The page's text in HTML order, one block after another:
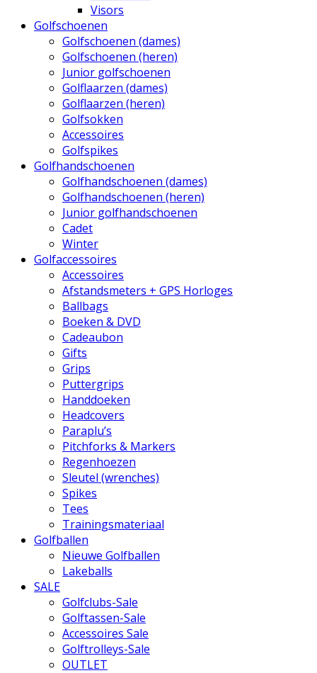
Visors
Golfschoenen
Golfschoenen (dames)
Golfschoenen (heren)
Junior golfschoenen
Golflaarzen (dames)
Golflaarzen (heren)
Golfsokken
Accessoires
Golfspikes
Golfhandschoenen
Golfhandschoenen (dames)
Golfhandschoenen (heren)
Junior golfhandschoenen
Cadet
Winter
Golfaccessoires
Accessoires
Afstandsmeters + GPS Horloges
Ballbags
Boeken & DVD
Cadeaubon
Gifts
Grips
Puttergrips
Handdoeken
Headcovers
Paraplu’s
Pitchforks & Markers
Regenhoezen
Sleutel (wrenches)
Spikes
Tees
Trainingsmateriaal
Golfballen
Nieuwe Golfballen
Lakeballs
SALE
Golfclubs-Sale
Golftassen-Sale
Accessoires Sale
Golftrolleys-Sale
OUTLET